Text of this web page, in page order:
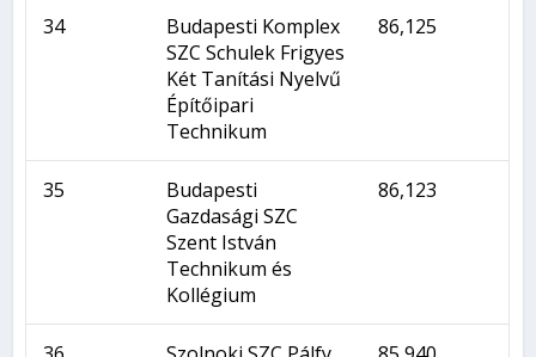
34
Budapesti Komplex
SZC Schulek Frigyes
Két Tanítási Nyelvű
Építőipari
Technikum
86,125
35
Budapesti
Gazdasági SZC
Szent István
Technikum és
Kollégium
86,123